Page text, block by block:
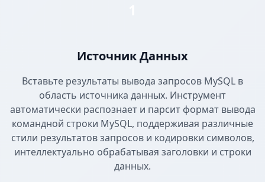
Источник Данных
Вставьте результаты вывода запросов MySQL в
область источника данных. Инструмент
автоматически распознает и парсит формат вывода
командной строки MySQL, поддерживая различные
стили результатов запросов и кодировки символов,
интеллектуально обрабатывая заголовки и строки
данных.